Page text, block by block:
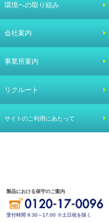
環境への取り組み
会社案内
事業所案内
リクルート
サイトのご利用にあたって
製品における保守のご案内
受付時間 9:30～17:00 ※土日祝を除く